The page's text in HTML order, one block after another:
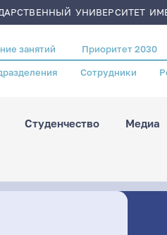
УНИВЕРСИТЕТ
занятий Приоритет 2030
Сотрудники
Студенчество Медиа